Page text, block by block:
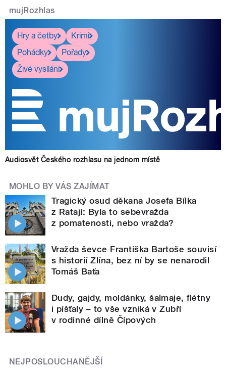
mujRozhlas
Hry a četby
Krimi
Pohádky
Pořady
Živé vysílání
Audiosvět Českého rozhlasu na jednom místě
MOHLO BY VÁS ZAJÍMAT
Tragický osud děkana Josefa Bílka
z Ratají: Byla to sebevražda
z pomatenosti, nebo vražda?
Vražda ševce Františka Bartoše souvisí
s historií Zlína, bez ní by se nenarodil
Tomáš Baťa
Dudy, gajdy, moldánky, šalmaje, flétny
i píšťaly – to vše vzniká v Zubří
v rodinné dílně Čípových
NEJPOSLOUCHANĚJŠÍ